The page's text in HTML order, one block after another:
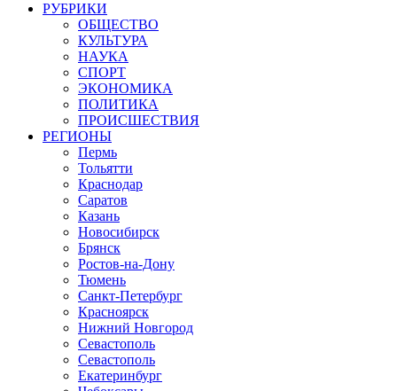
РУБРИКИ
ОБЩЕСТВО
КУЛЬТУРА
НАУКА
СПОРТ
ЭКОНОМИКА
ПОЛИТИКА
ПРОИСШЕСТВИЯ
РЕГИОНЫ
Пермь
Тольятти
Краснодар
Саратов
Казань
Новосибирск
Брянск
Ростов-на-Дону
Тюмень
Санкт-Петербург
Красноярск
Нижний Новгород
Севастополь
Севастополь
Екатеринбург